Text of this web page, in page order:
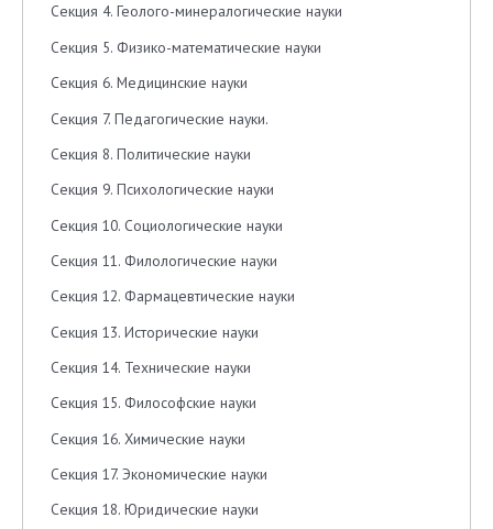
Секция 4. Геолого-минералогические науки
Секция 5. Физико-математические науки
Секция 6. Медицинские науки
Секция 7. Педагогические науки.
Секция 8. Политические науки
Секция 9. Психологические науки
Секция 10. Социологические науки
Секция 11. Филологические науки
Секция 12. Фармацевтические науки
Секция 13. Исторические науки
Секция 14. Технические науки
Секция 15. Философские науки
Секция 16. Химические науки
Секция 17. Экономические науки
Секция 18. Юридические науки